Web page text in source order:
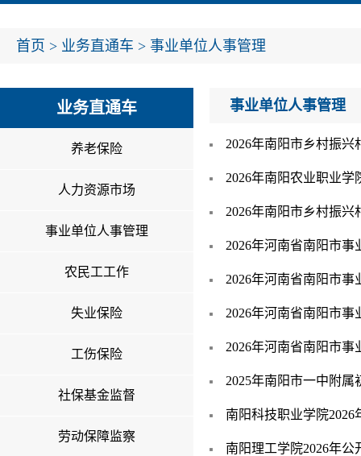
首页 > 业务直通车 > 事业单位人事管理
业务直通车
养老保险
人力资源市场
事业单位人事管理
农民工工作
失业保险
工伤保险
社保基金监督
劳动保障监察
事业单位人事管理
2026年南阳市乡村振
2026年南阳农业职业
2026年南阳市乡村振
2026年河南省南阳市
2026年河南省南阳市
2026年河南省南阳市
2026年河南省南阳市
2025年南阳市一中附
南阳科技职业学院
南阳理工学院2026年